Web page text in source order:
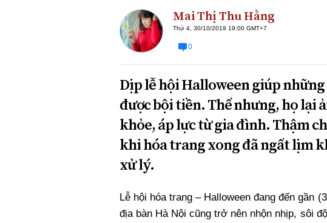
Mai Thị Thu Hằng
Thứ 4, 30/10/2019 19:00 GMT+7
0
Dịp lễ hội Halloween giúp
được bội tiền. Thế nhưng, họ lại
khỏe, áp lực từ gia đình. Thậm
khi hóa trang xong đã ngất lịm
xử lý.
Lễ hội hóa trang – Halloween đang đến gần
địa bàn Hà Nội cũng trở nên nhộn nhịp, sôi